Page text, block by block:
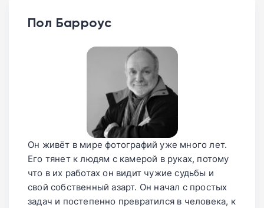
Пол Барроус
Он живёт в мире фотографий уже много лет.
Его тянет к людям с камерой в руках, потому
что в их работах он видит чужие судьбы и
свой собственный азарт. Он начал с простых
задач и постепенно превратился в человека, к